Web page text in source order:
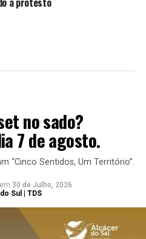
no sado?
7 de agosto.
“Cinco Sentidos, Um Território”.
em 30 de Julho, 2026
Sul | TDS